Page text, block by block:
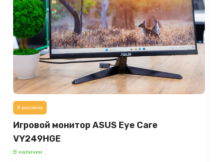
Игровой монитор ASUS Eye Care
VY249HGE
В наличии
В рассрочку